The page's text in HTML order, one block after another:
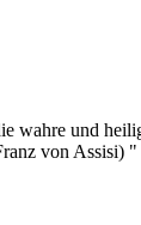
wahre und
von Assisi)